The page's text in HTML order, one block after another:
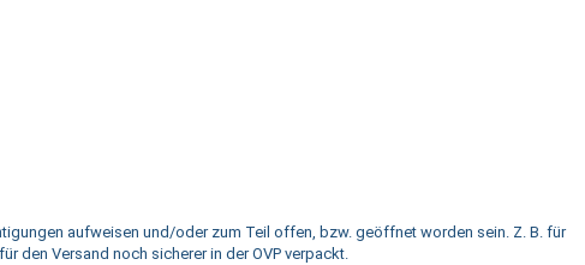
aufweisen und/oder zum Teil offen, bzw. geöffnet worden sein. Z. B. für
den Versand noch sicherer in der OVP verpackt.